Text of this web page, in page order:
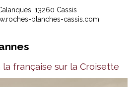
13260 Cassis
blanches-cassis.com
française sur la Croisette